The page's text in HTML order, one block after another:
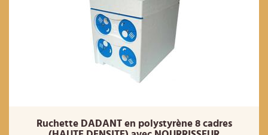
Ruchette DADANT en polystyrène 8 cadres